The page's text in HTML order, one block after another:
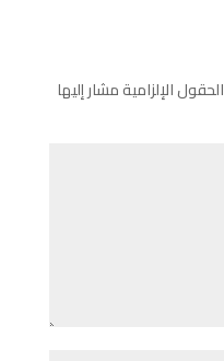
الحقول الإلزامية مشار إليها